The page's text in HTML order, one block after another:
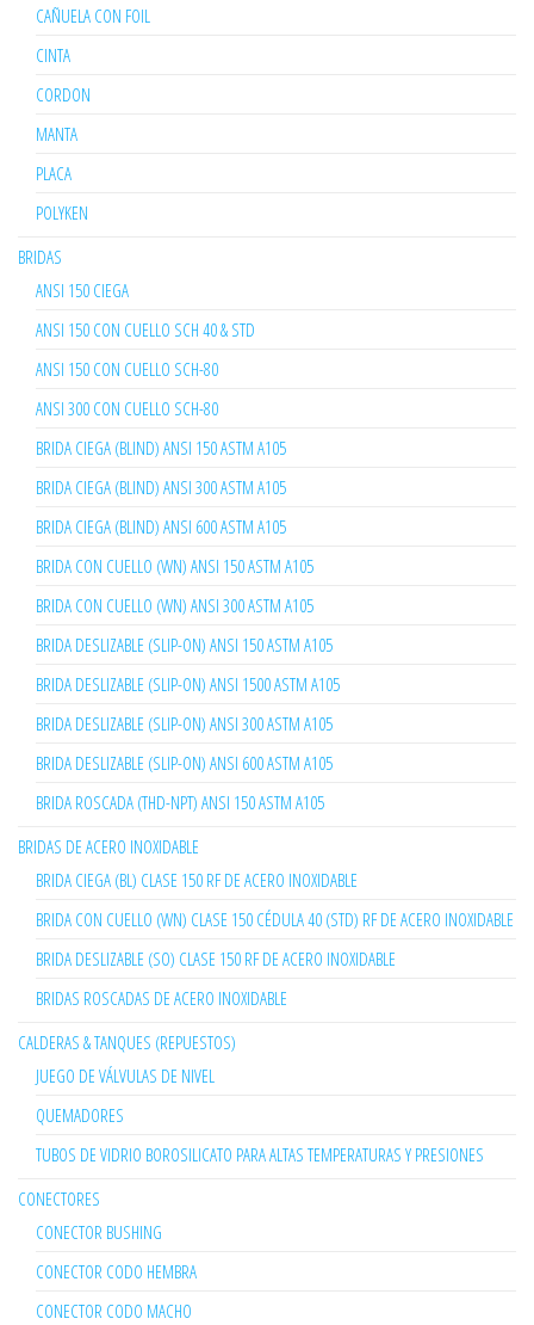
CAÑUELA CON FOIL
CINTA
CORDON
MANTA
PLACA
POLYKEN
BRIDAS
ANSI 150 CIEGA
ANSI 150 CON CUELLO SCH 40 & STD
ANSI 150 CON CUELLO SCH-80
ANSI 300 CON CUELLO SCH-80
BRIDA CIEGA (BLIND) ANSI 150 ASTM A105
BRIDA CIEGA (BLIND) ANSI 300 ASTM A105
BRIDA CIEGA (BLIND) ANSI 600 ASTM A105
BRIDA CON CUELLO (WN) ANSI 150 ASTM A105
BRIDA CON CUELLO (WN) ANSI 300 ASTM A105
BRIDA DESLIZABLE (SLIP-ON) ANSI 150 ASTM A105
BRIDA DESLIZABLE (SLIP-ON) ANSI 1500 ASTM A105
BRIDA DESLIZABLE (SLIP-ON) ANSI 300 ASTM A105
BRIDA DESLIZABLE (SLIP-ON) ANSI 600 ASTM A105
BRIDA ROSCADA (THD-NPT) ANSI 150 ASTM A105
BRIDAS DE ACERO INOXIDABLE
BRIDA CIEGA (BL) CLASE 150 RF DE ACERO INOXIDABLE
BRIDA CON CUELLO (WN) CLASE 150 CÉDULA 40 (STD) RF DE ACERO INOXIDABLE
BRIDA DESLIZABLE (SO) CLASE 150 RF DE ACERO INOXIDABLE
BRIDAS ROSCADAS DE ACERO INOXIDABLE
CALDERAS & TANQUES (REPUESTOS)
JUEGO DE VÁLVULAS DE NIVEL
QUEMADORES
TUBOS DE VIDRIO BOROSILICATO PARA ALTAS TEMPERATURAS Y PRESIONES
CONECTORES
CONECTOR BUSHING
CONECTOR CODO HEMBRA
CONECTOR CODO MACHO